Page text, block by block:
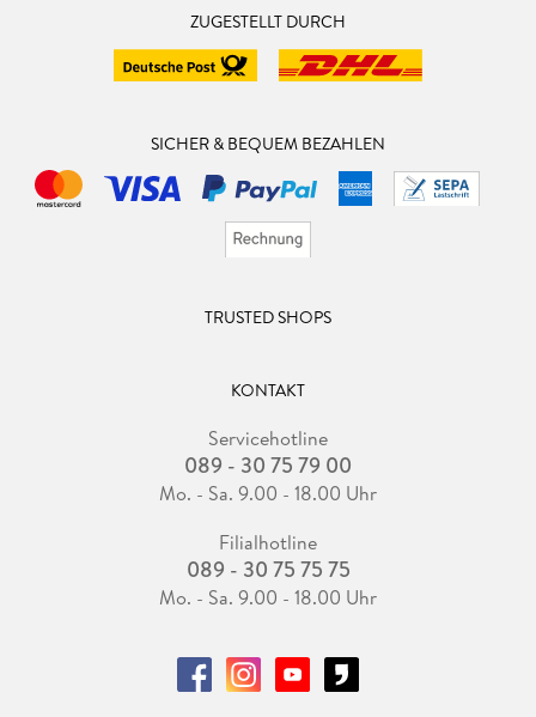
ZUGESTELLT DURCH
SICHER & BEQUEM BEZAHLEN
TRUSTED SHOPS
KONTAKT
Servicehotline
089 - 30 75 79 00
Mo. - Sa. 9.00 - 18.00 Uhr
Filialhotline
089 - 30 75 75 75
Mo. - Sa. 9.00 - 18.00 Uhr